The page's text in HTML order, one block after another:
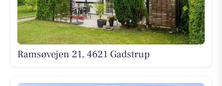
Ramsøvejen 21, 4621 Gadstrup